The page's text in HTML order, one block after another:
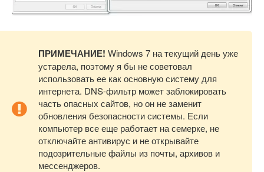
ПРИМЕЧАНИЕ! Windows 7 на текущий день уже
устарела, поэтому я бы не советовал
использовать ее как основную систему для
интернета. DNS-фильтр может заблокировать
часть опасных сайтов, но он не заменит
обновления безопасности системы. Если
компьютер все еще работает на семерке, не
отключайте антивирус и не открывайте
подозрительные файлы из почты, архивов и
мессенджеров.